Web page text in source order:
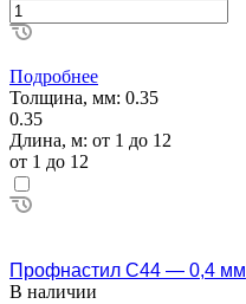
Подробнее
Толщина, мм: 0.35
0.35
Длина, м: от 1 до 12
от 1 до 12
Профнастил С44 — 0,4 мм
В наличии